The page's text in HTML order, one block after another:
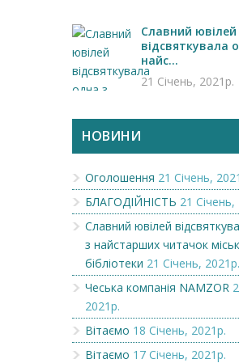
Славний ювілей
відсвяткувала
найс...
21 Січень, 2021р.
НОВИНИ
Оголошення 21 Січень,
БЛАГОДІЙНІСТЬ 21 Січень,
Славний ювілей
з найстарших читачок
бібліотеки 21 Січень, 2021р.
Чеська компанія NAMZOR
2021р.
Вітаємо 18 Січень, 2021р.
Вітаємо 17 Січень, 2021р.